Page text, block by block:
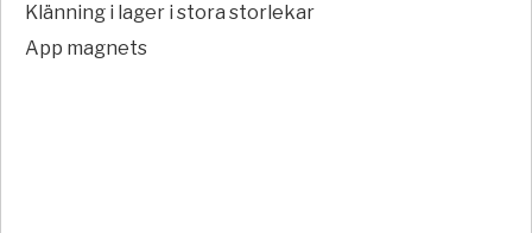
Klänning i lager i stora storlekar
App magnets